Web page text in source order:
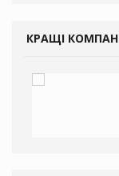
КРАЩІ